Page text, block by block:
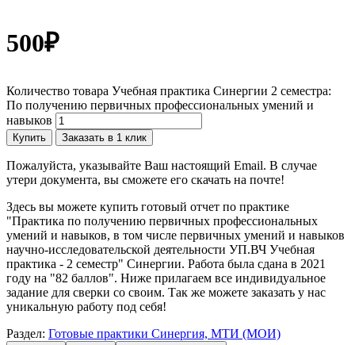
500₽
Количество товара Учебная практика Синергии 2 семестра:
По получению первичных профессиональных умений и
навыков
Купить Заказать в 1 клик
Пожалуйста, указывайте Ваш настоящий Email. В случае
утери документа, вы сможете его скачать на почте!
Здесь вы можете купить готовый отчет по практике
"Практика по получению первичных профессиональных
умений и навыков, в том числе первичных умений и навыков
научно-исследовательской деятельности УП.ВЧ Учебная
практика - 2 семестр" Синергии. Работа была сдана в 2021
году на "82 баллов". Ниже прилагаем все индивидуальное
задание для сверки со своим. Так же можете заказать у нас
уникальную работу под себя!
Раздел: Готовые практики Синергия, МТИ (МОИ)